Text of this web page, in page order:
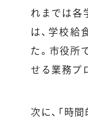
れまでは各
は、学校給
た。市役所
せる業務プ
次に、「時